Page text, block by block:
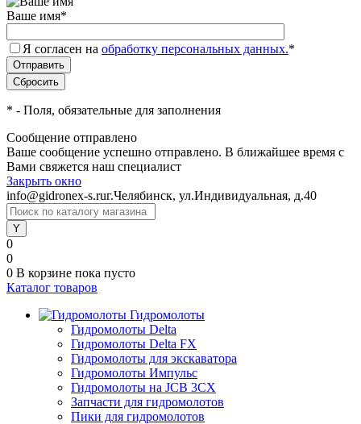
Ваше имя*
Я согласен на обработку персональных данных.*
* - Поля, обязательные для заполнения
Сообщение отправлено
Ваше сообщение успешно отправлено. В ближайшее время с
Вами свяжется наш специалист
Закрыть окно
info@gidronex-s.ruг.Челябинск, ул.Индивидуальная, д.40
0
0
0 В корзине пока пусто
Каталог товаров
Гидромолоты
Гидромолоты Delta
Гидромолоты Delta FX
Гидромолоты для экскаватора
Гидромолоты Импульс
Гидромолоты на JCB 3CX
Запчасти для гидромолотов
Пики для гидромолотов